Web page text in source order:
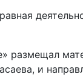
размещал
и